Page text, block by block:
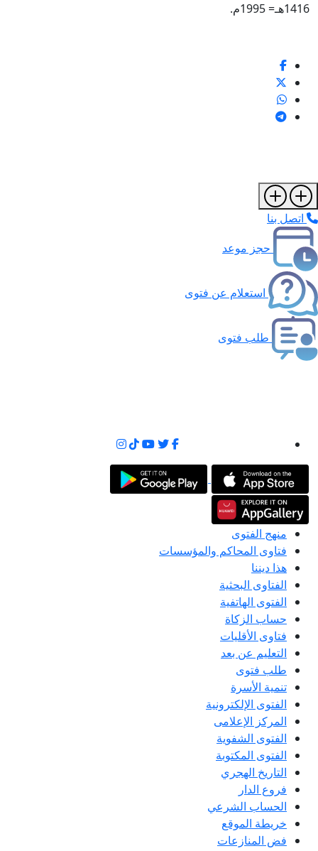
1416هـ= 1995م.
اتصل بنا
حجز موعد
استعلام عن فتوى
طلب فتوى
منهج الفتوى
فتاوى المحاكم والمؤسسات
هذا ديننا
الفتاوى البحثية
الفتوى الهاتفية
حساب الزكاة
فتاوى الأقليات
التعليم عن بعد
طلب فتوى
تنمية الأسرة
الفتوى الإلكترونية
المركز الإعلامى
الفتوى الشفوية
الفتوى المكتوبة
التاريخ الهجري
فروع الدار
الحساب الشرعي
خريطة الموقع
فض المنازعات